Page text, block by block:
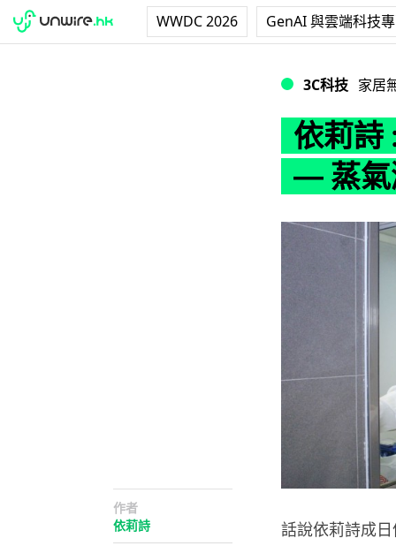
WWDC 2026 GenAI 與雲端科技
3C科技 家居
依莉詩
— 蒸氣
作者
依莉詩
話說依莉詩成